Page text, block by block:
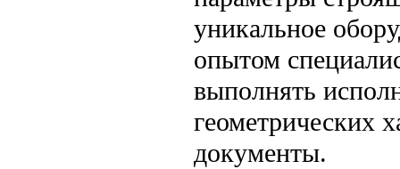
уникальное
опытом
выполнять
геометрических
документы.